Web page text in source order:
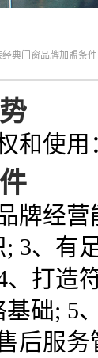
典门窗品牌加盟条件
和使
牌经
; 3、有
、打造
基础; 5
后服